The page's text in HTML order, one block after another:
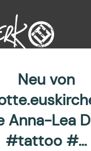
Neu von
Anna-Lea
#tattoo #…